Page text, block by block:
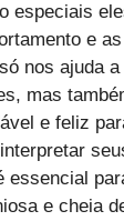
especiais
e
nos ajuda
mas
e feliz
essencial
e cheia